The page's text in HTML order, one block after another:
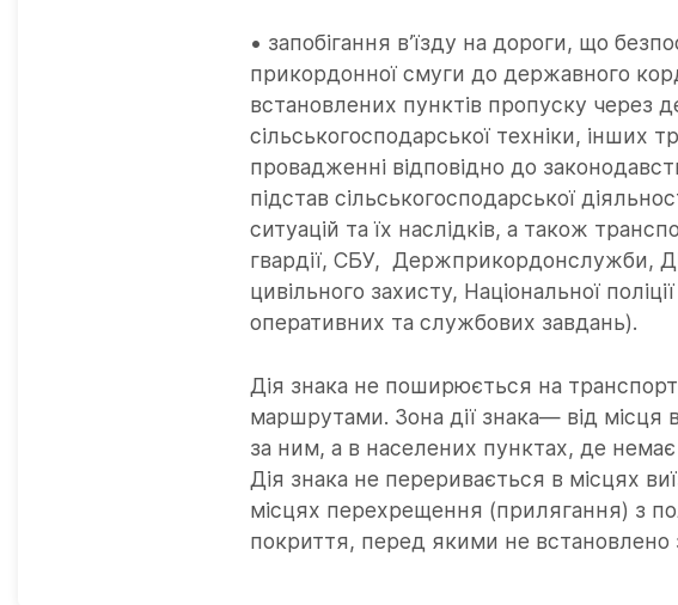
• запобігання в’їзду на дороги, що
прикордонної смуги до державного
встановлених пунктів пропуску через
сільськогосподарської техніки, інших
провадженні відповідно до
підстав сільськогосподарської
ситуацій та їх наслідків, а також
гвардії, СБУ, Держприкордонслужби,
цивільного захисту, Національної
оперативних та службових завдань).
Дія знака не поширюється на
маршрутами. Зона дії знака— від
за ним, а в населених пунктах, де
Дія знака не переривається в місцях
місцях перехрещення (прилягання) з
покриття, перед якими не встановлено